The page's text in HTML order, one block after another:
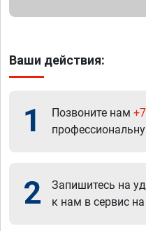
Ваши действия:
1 Позвоните нам
2
Запишитесь на
к нам в сервис